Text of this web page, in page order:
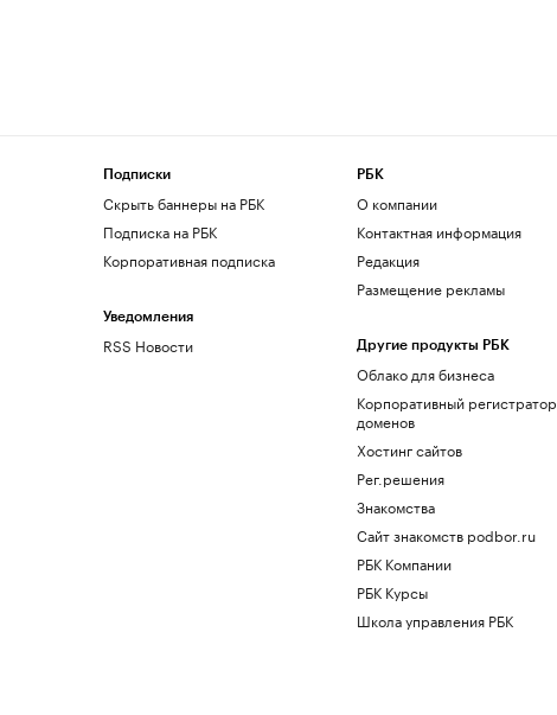
Подписки
Скрыть баннеры на РБК
Подписка на РБК
Корпоративная подписка
Уведомления
RSS Новости
РБК
О компании
Контактная информация
Редакция
Размещение рекламы
Другие продукты РБК
Облако для бизнеса
Корпоративный регистратор
доменов
Хостинг сайтов
Рег.решения
Знакомства
Сайт знакомств podbor.ru
РБК Компании
РБК Курсы
Школа управления РБК